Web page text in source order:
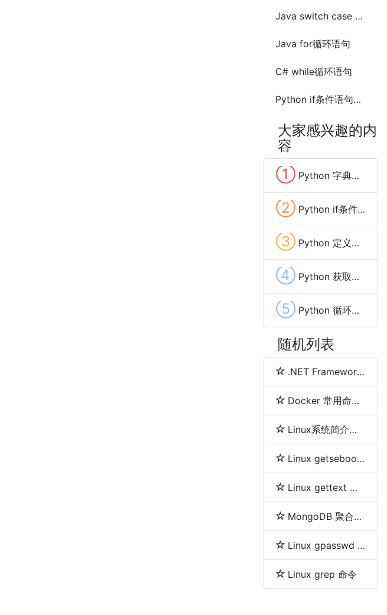
Java switch case 语句
Java for循环语句
C# while循环语句
Python if条件语句中使用pass
大家感兴趣的内
容
① Python 字典的长度(len())
② Python if条件中的or
③ Python 定义数组
④ Python 获取集合的长度
⑤ Python 循环遍历列表(list)
随机列表
.NET Framework、.NET Core、.NET 5、.NET 6和.NET 7 简介及区别
Docker 常用命令详解
Linux系统简介及各发行版之间区别
Linux getsebool 命令
Linux gettext 命令
MongoDB 聚合分组等及删除重复数据的方法
Linux gpasswd 命令
Linux grep 命令